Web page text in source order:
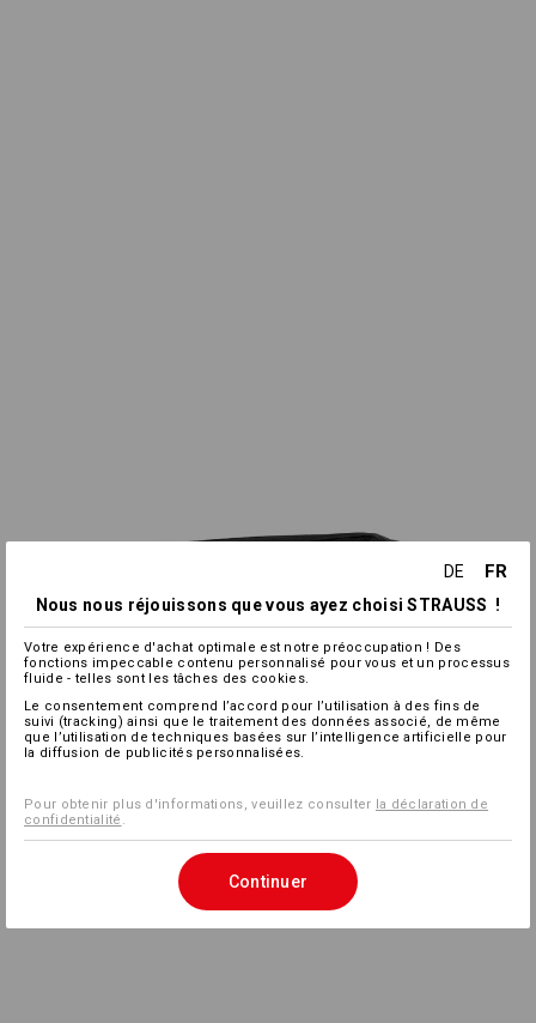
DE FR
Nous nous réjouissons que vous ayez choisi STRAUSS !
Votre expérience d'achat optimale est notre préoccupation ! Des
fonctions impeccable contenu personnalisé pour vous et un processus
fluide - telles sont les tâches des cookies.
Le consentement comprend l’accord pour l’utilisation à des fins de
suivi (tracking) ainsi que le traitement des données associé, de même
que l’utilisation de techniques basées sur l’intelligence artificielle pour
la diffusion de publicités personnalisées.
Pour obtenir plus d'informations, veuillez consulter la déclaration de
confidentialité
Continuer